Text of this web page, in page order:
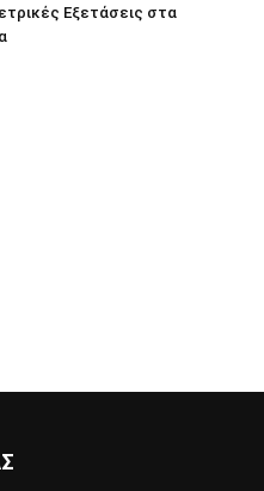
Εξετάσεις στα